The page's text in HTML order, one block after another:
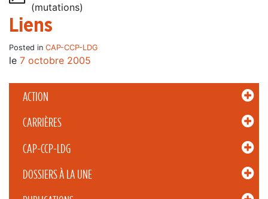
ACTION
CARRIÈRES
CAP-CCP-LDG
DOSSIERS À LA UNE
(mutations)
Liens
Posted in CAP-CCP-LDG
le 7 octobre 2005